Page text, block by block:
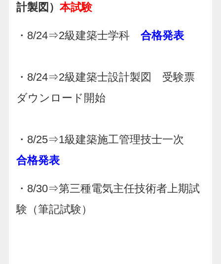
計製図） 本試験
・8/24⇒2級建築士学科 合格発表
・8/24⇒2級建築士設計製図 受験票
ダウンロード開始
・8/25⇒1級建築施工管理技士一次
合格発表
・8/30⇒第三種電気主任技術者上期試
験（筆記試験）